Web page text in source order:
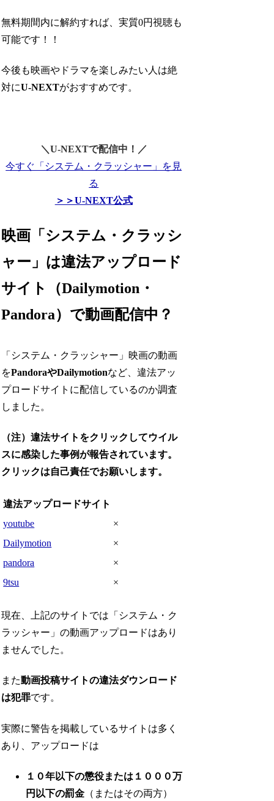
無料期間内に解約すれば、実質0円視聴も
可能です！！
今後も映画やドラマを楽しみたい人は絶
対にU-NEXTがおすすめです。
＼U-NEXTで配信中！／
今すぐ「システム・クラッシャー」を見
る
＞＞U-NEXT公式
映画「システム・クラッシ
ャー」は違法アップロード
サイト（Dailymotion・
Pandora）で動画配信中？
「システム・クラッシャー」映画の動画
をPandoraやDailymotionなど、違法アッ
プロードサイトに配信しているのか調査
しました。
（注）違法サイトをクリックしてウイル
スに感染した事例が報告されています。
クリックは自己責任でお願いします。
違法アップロードサイト
youtube
×
Dailymotion
×
pandora
×
9tsu
×
現在、上記のサイトでは「システム・ク
ラッシャー」の動画アップロードはあり
ませんでした。
また動画投稿サイトの違法ダウンロード
は犯罪です。
実際に警告を掲載しているサイトは多く
あり、アップロードは
１０年以下の懲役または１０００万
円以下の罰金 （またはその両方）